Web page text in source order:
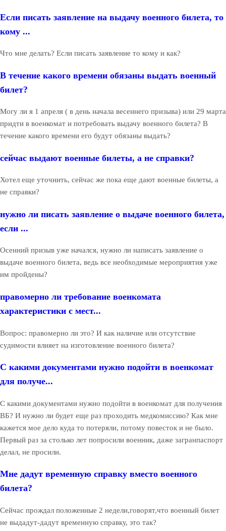
Если писать заявление на выдачу военного билета, то
кому ...
Что мне делать? Если писать заявление то кому и как?
В течение какого времени обязаны выдать военный
билет?
Могу ли я 1 апреля ( в день начала весеннего призыва) или 29 марта
придти в военкомат и потребовать выдачу военного билета? В
течение какого времени его будут обязаны выдать?
сейчас выдают военные билеты, а не справки?
Хотел еще уточнить, сейчас же пока еще дают военные билеты, а
не справки?
нужно ли писать заявление о выдаче военного билета,
если ...
Осенний призыв уже начался, нужно ли написать заявление о
выдаче военного билета, ведь все необходимые мероприятия уже
им пройдены?
правомерно ли требование военкомата
характеристики с мест...
Вопрос: правомерно ли это? И как наличие или отсутствие
судимости влияет на изготовление военного билета?
С какими документами нужно подойти в военкомат
для получе...
С какими документами нужно подойти в военкомат для получения
ВБ? И нужно ли будет еще раз проходить медкомиссию? Как мне
кажется мое дело куда то потеряли, потому повесток и не было.
Первый раз за столько лет попросили военник, даже загранпаспорт
делал, не просили.
Мне дадут временную справку вместо военного
билета?
Сейчас прождал положенные 2 недели,говорят,что военный билет
не выдадут-дадут временную справку, это так?